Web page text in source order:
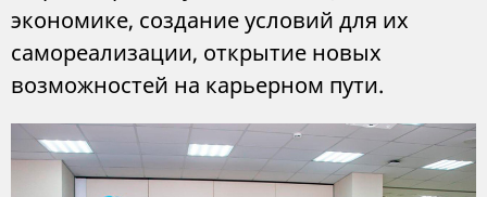
экономике, создание условий для их
самореализации, открытие новых
возможностей на карьерном пути.